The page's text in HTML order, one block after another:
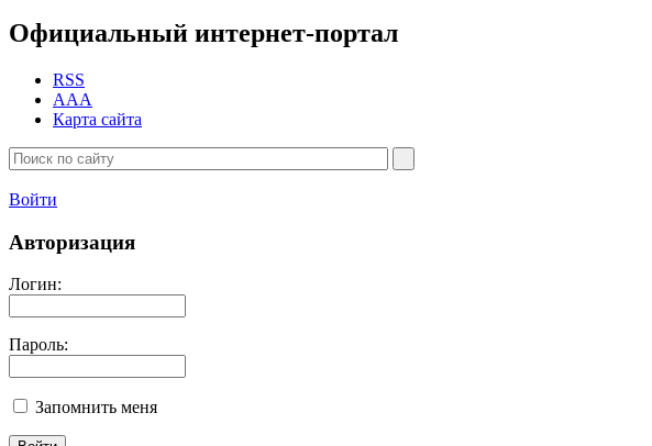
Официальный интернет-портал
RSS
AAA
Карта сайта
Войти
Авторизация
Логин:
Пароль:
Запомнить меня